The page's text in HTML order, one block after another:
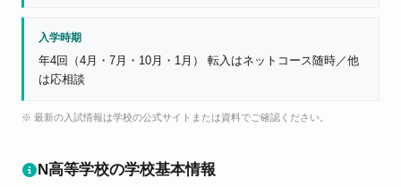
入学時期
年4回（4月・7月・10月・1月） 転入はネットコース随時／他
は応相談
※ 最新の入試情報は学校の公式サイトまたは資料でご確認ください。
N高等学校の学校基本情報